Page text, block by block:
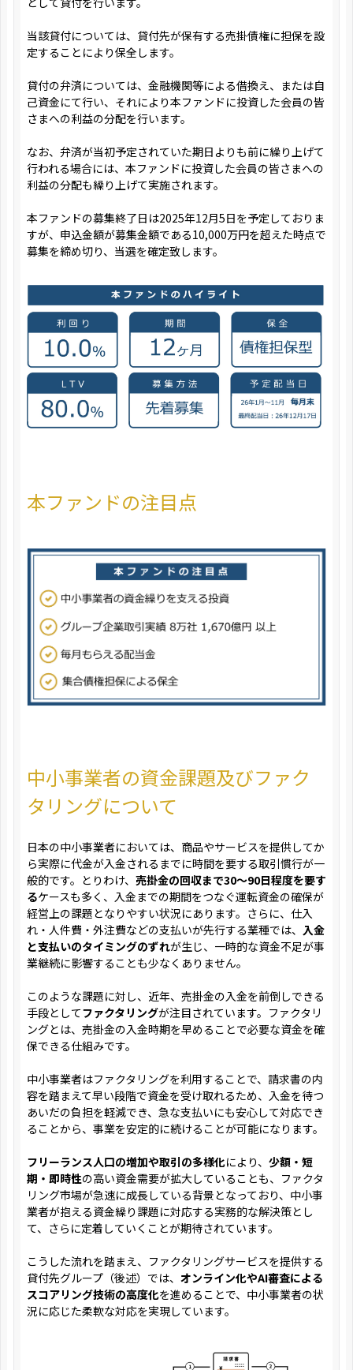
当該貸付については、貸付先が保有する売掛債権に担保を設
定することにより保全します。
貸付の弁済については、金融機関等による借換え、または自
己資金にて行い、それにより本ファンドに投資した会員の皆
さまへの利益の分配を行います。
なお、弁済が当初予定されていた期日よりも前に繰り上げて
行われる場合には、本ファンドに投資した会員の皆さまへの
利益の分配も繰り上げて実施されます。
本ファンドの募集終了日は2025年12月5日を予定しておりま
すが、申込金額が募集金額である10,000万円を超えた時点で
募集を締め切り、当選を確定致します。
本ファンドの注目点
中小事業者の資金課題及びファク
タリングについて
日本の中小事業者においては、商品やサービスを提供してか
ら実際に代金が入金されるまでに時間を要する取引慣行が一
般的です。とりわけ、 売掛金の回収まで30〜90日程度を要す
るケースも多く、入金までの期間をつなぐ運転資金の確保が
経営上の課題となりやすい状況にあります。さらに、仕入
れ・人件費・外注費などの支払いが先行する業種では、 入金
と支払いのタイミングのずれが生じ、一時的な資金不足が事
業継続に影響することも少なくありません。
このような課題に対し、近年、売掛金の入金を前倒しできる
手段としてファクタリングが注目されています。ファクタリ
ングとは、売掛金の入金時期を早めることで必要な資金を確
保できる仕組みです。
中小事業者はファクタリングを利用することで、請求書の内
容を踏まえて早い段階で資金を受け取れるため、入金を待つ
あいだの負担を軽減でき、急な支払いにも安心して対応でき
ることから、事業を安定的に続けることが可能になります。
フリーランス人口の増加や取引の多様化により、 少額・短
期・即時性の高い資金需要が拡大していることも、ファクタ
リング市場が急速に成長している背景となっており、中小事
業者が抱える資金繰り課題に対応する実務的な解決策とし
て、さらに定着していくことが期待されています。
こうした流れを踏まえ、ファクタリングサービスを提供する
貸付先グループ（後述）では、 オンライン化やAI審査による
スコアリング技術の高度化を進めることで、中小事業者の状
況に応じた柔軟な対応を実現しています。